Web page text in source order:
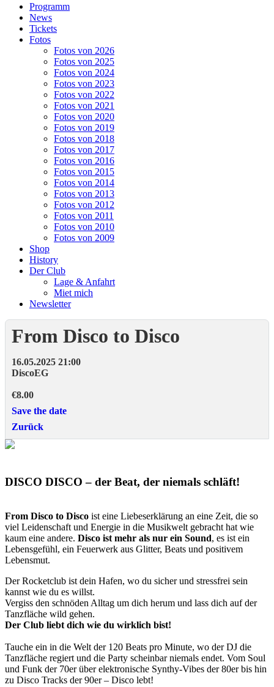
Programm
News
Tickets
Fotos
Fotos von 2026
Fotos von 2025
Fotos von 2024
Fotos von 2023
Fotos von 2022
Fotos von 2021
Fotos von 2020
Fotos von 2019
Fotos von 2018
Fotos von 2017
Fotos von 2016
Fotos von 2015
Fotos von 2014
Fotos von 2013
Fotos von 2012
Fotos von 2011
Fotos von 2010
Fotos von 2009
Shop
History
Der Club
Lage & Anfahrt
Miet mich
Newsletter
From Disco to Disco
16.05.2025 21:00
DiscoEG
€8.00
Save the date
Zurück
DISCO DISCO – der Beat, der niemals schläft!
From Disco to Disco ist eine Liebeserklärung an eine Zeit, die so
viel Leidenschaft und Energie in die Musikwelt gebracht hat wie
kaum eine andere. Disco ist mehr als nur ein Sound, es ist ein
Lebensgefühl, ein Feuerwerk aus Glitter, Beats und positivem
Lebensmut.
Der Rocketclub ist dein Hafen, wo du sicher und stressfrei sein
kannst wie du es willst.
Vergiss den schnöden Alltag um dich herum und lass dich auf der
Tanzfläche wild gehen.
Der Club liebt dich wie du wirklich bist!
Tauche ein in die Welt der 120 Beats pro Minute, wo der DJ die
Tanzfläche regiert und die Party scheinbar niemals endet. Vom Soul
und Funk der 70er über elektronische Synthy-Vibes der 80er bis hin
zu Disco Tracks der 90er – Disco lebt!